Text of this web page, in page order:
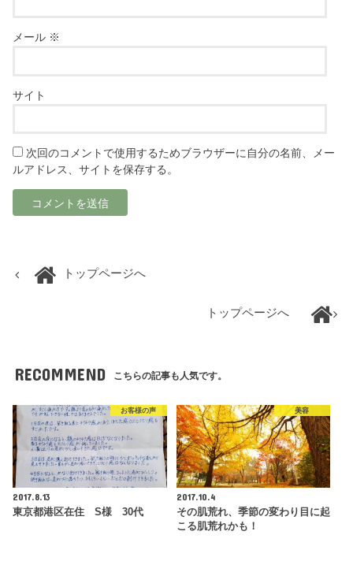
メール ※
サイト
次回のコメントで使用するためブラウザーに自分の名前、メー
ルアドレス、サイトを保存する。
トップページへ
トップページへ
RECOMMEND こちらの記事も人気です。
お客様の声
2017.8.13
東京都港区在住 S様 30代
美容
2017.10.4
その肌荒れ、季節の変わり目に起
こる肌荒れかも！